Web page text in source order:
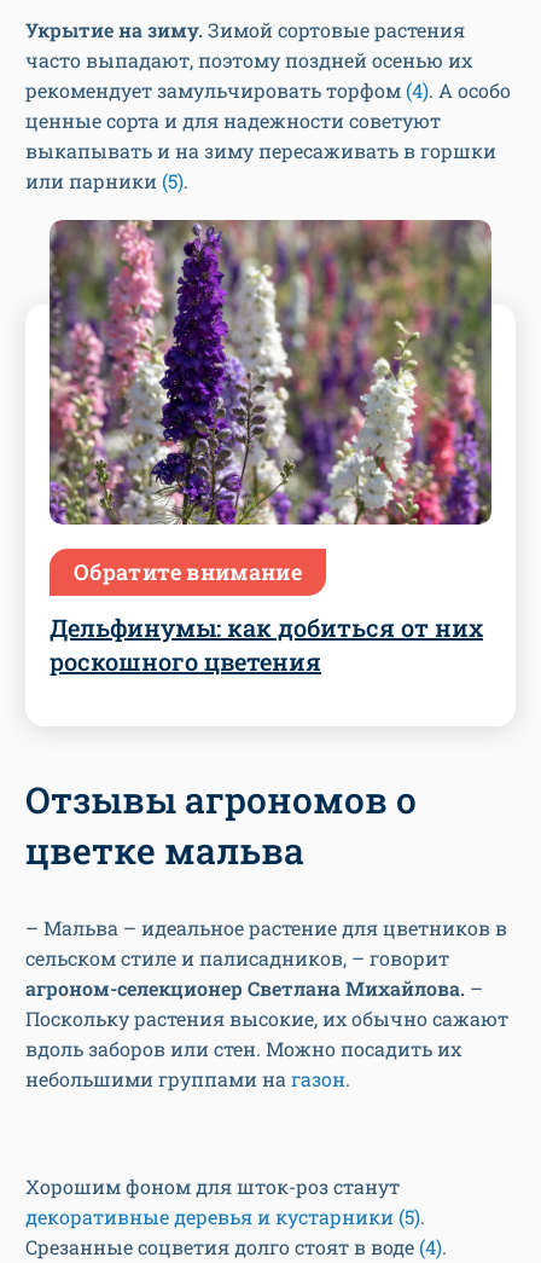
Укрытие на зиму.Зимой сортовые растения
часто выпадают, поэтому поздней осенью их
рекомендует замульчировать торфом (4). А особо
ценные сорта и для надежности советуют
выкапывать и на зиму пересаживать в горшки
или парники (5).
Обратите внимание
Дельфинумы: как добиться от них
роскошного цветения
Отзывы агрономов о
цветке мальва
– Мальва – идеальное растение для цветников в
сельском стиле и палисадников, – говорит
агроном-селекционер Светлана Михайлова. –
Поскольку растения высокие, их обычно сажают
вдоль заборов или стен. Можно посадить их
небольшими группами на газон.
Хорошим фоном для шток-роз станут
декоративные деревья и кустарники (5).
Срезанные соцветия долго стоят в воде (4).